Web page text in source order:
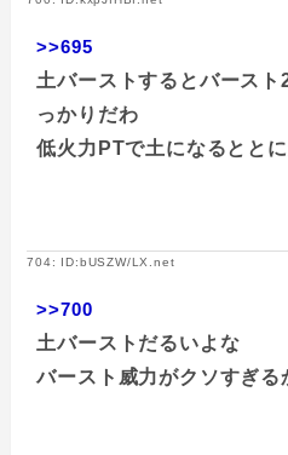
>>695
土バーストするとバース
っかりだわ
低火力PTで土になるとと
704: ID:bUSZW/LX.net
>>700
土バーストだるいよな
バースト威力がクソすぎる